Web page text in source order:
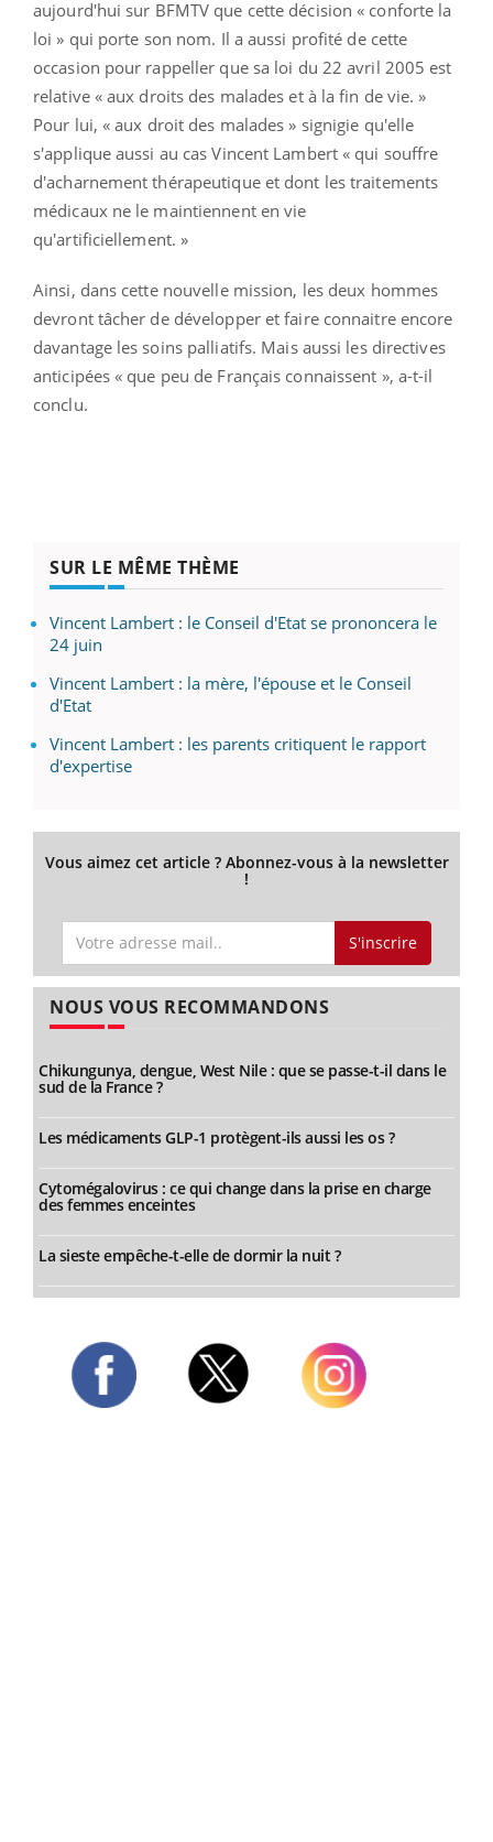
aujourd'hui sur BFMTV que cette décision « conforte la
loi » qui porte son nom. Il a aussi profité de cette
occasion pour rappeller que sa loi du 22 avril 2005 est
relative « aux droits des malades et à la fin de vie. »
Pour lui, « aux droit des malades » signigie qu'elle
s'applique aussi au cas Vincent Lambert « qui souffre
d'acharnement thérapeutique et dont les traitements
médicaux ne le maintiennent en vie
qu'artificiellement. »
Ainsi, dans cette nouvelle mission, les deux hommes
devront tâcher de développer et faire connaitre encore
davantage les soins palliatifs. Mais aussi les directives
anticipées « que peu de Français connaissent », a-t-il
conclu.
SUR LE MÊME THÈME
Vincent Lambert : le Conseil d'Etat se prononcera le
24 juin
Vincent Lambert : la mère, l'épouse et le Conseil
d'Etat
Vincent Lambert : les parents critiquent le rapport
d'expertise
Vous aimez cet article ? Abonnez-vous à la newsletter
!
S'inscrire
NOUS VOUS RECOMMANDONS
Chikungunya, dengue, West Nile : que se passe-t-il dans le
sud de la France ?
Les médicaments GLP-1 protègent-ils aussi les os ?
Cytomégalovirus : ce qui change dans la prise en charge
des femmes enceintes
La sieste empêche-t-elle de dormir la nuit ?